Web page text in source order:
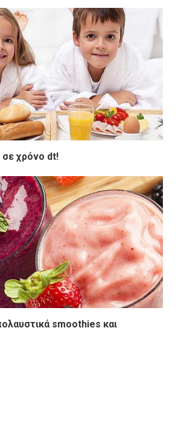
σε χρόνο dt!
smoothies και